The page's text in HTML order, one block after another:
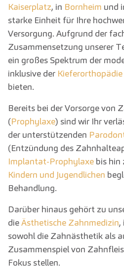
Kaiserplatz, in Bornheim und
starke Einheit für Ihre
Versorgung. Aufgrund der
Zusammensetzung unserer
ein großes Spektrum der
inklusive der Kieferorthopädie
bieten.
Bereits bei der Vorsorge von
(Prophylaxe) sind wir Ihr
der unterstützenden
(Entzündung des
Implantat-Prophylaxe bis hin
Kindern und Jugendlichen
Behandlung.
Darüber hinaus gehört zu
dieÄsthetische Zahnmedizin,
sowohl die Zahnästhetik als
Zusammenspiel von
Fokus stellen.